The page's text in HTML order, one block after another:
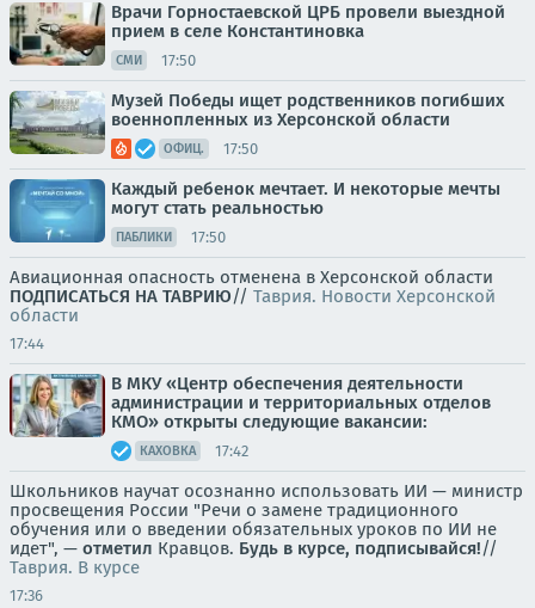
Врачи Горностаевской ЦРБ провели выездной
прием в селе Константиновка
СМИ 17:50
Музей Победы ищет родственников погибших
военнопленных из Херсонской области
ОФИЦ. 17:50
Каждый ребенок мечтает. И некоторые мечты
могут стать реальностью
ПАБЛИКИ 17:50
Авиационная опасность отменена в Херсонской области
ПОДПИСАТЬСЯ НА ТАВРИЮ// Таврия. Новости Херсонской
области
17:44
В МКУ «Центр обеспечения деятельности
администрации и территориальных отделов
КМО» открыты следующие вакансии:
КАХОВКА 17:42
Школьников научат осознанно использовать ИИ — министр
просвещения России "Речи о замене традиционного
обучения или о введении обязательных уроков по ИИ не
идет", — отметил Кравцов. Будь в курсе, подписывайся!//
Таврия. В курсе
17:36